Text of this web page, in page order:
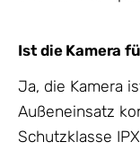
Ist die Kamera
Ja, die Kamera
Außeneinsatz
Schutzklasse